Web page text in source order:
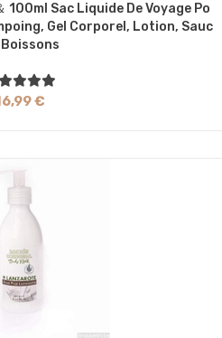
100ml Sac Liquide De Voyage Po
Gel Corporel, Lotion, Sauc
Boissons
€